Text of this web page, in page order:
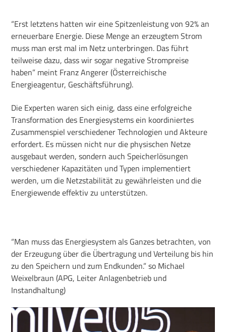
“Erst letztens hatten wir eine Spitzenleistung von 92% an
erneuerbare Energie. Diese Menge an erzeugtem Strom
muss man erst mal im Netz unterbringen. Das führt
teilweise dazu, dass wir sogar negative Strompreise
haben” meint Franz Angerer (Österreichische
Energieagentur, Geschäftsführung).
Die Experten waren sich einig, dass eine erfolgreiche
Transformation des Energiesystems ein koordiniertes
Zusammenspiel verschiedener Technologien und Akteure
erfordert. Es müssen nicht nur die physischen Netze
ausgebaut werden, sondern auch Speicherlösungen
verschiedener Kapazitäten und Typen implementiert
werden, um die Netzstabilität zu gewährleisten und die
Energiewende effektiv zu unterstützen.
“Man muss das Energiesystem als Ganzes betrachten, von
der Erzeugung über die Übertragung und Verteilung bis hin
zu den Speichern und zum Endkunden.” so Michael
Weixelbraun (APG, Leiter Anlagenbetrieb und
Instandhaltung)